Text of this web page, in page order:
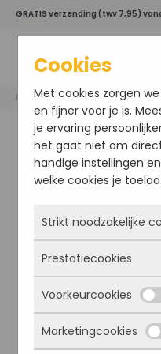
GRATIS verzending (twv 7,95)
Home/Esse/ Clay Mask
Cookies
Met cookies zorgen
en fijner voor je is.
je ervaring
het gaat niet om
handige instellingen
welke cookies je
Strikt noodzakelijke
Deze cookies
überhaupt werkt.
kunnen niet worden
ze alleen geplaatst
inloggen, een
Prestatiecookies
Met deze cookies
bezocht wordt,
komen en welke
Voorkeurcookies
Deze cookies
Marketingcookies